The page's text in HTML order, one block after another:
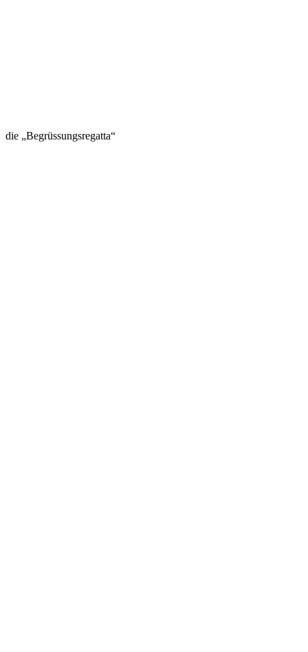
die „Begrüssungsregatta“